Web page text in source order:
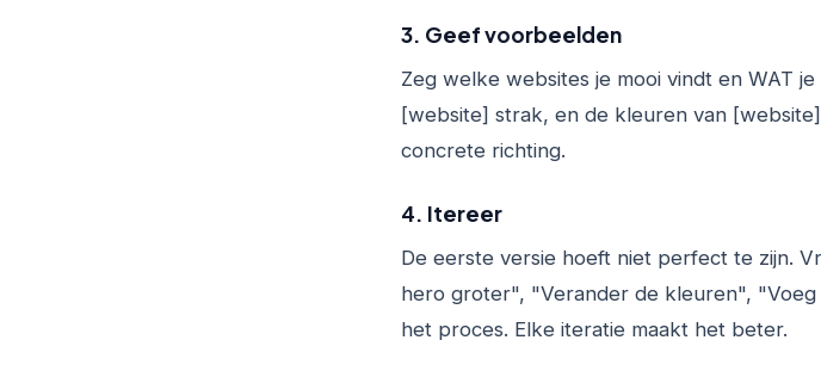
3. Geef voorbeelden
Zeg welke websites je mooi vindt en WAT
[website] strak, en de kleuren van
concrete richting.
4. Itereer
De eerste versie hoeft niet perfect te zijn.
hero groter", "Verander de kleuren",
het proces. Elke iteratie maakt het beter.